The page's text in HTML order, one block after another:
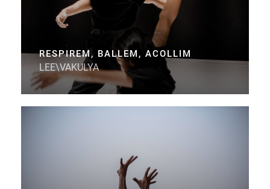
RESPIREM, BALLEM, ACOLLIM
LEE\VAKULYA